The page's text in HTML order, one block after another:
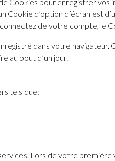
d’option d’écran est
de votre compte, le
dans votre
au bout d’un jour.
tels que:
Lors de votre première